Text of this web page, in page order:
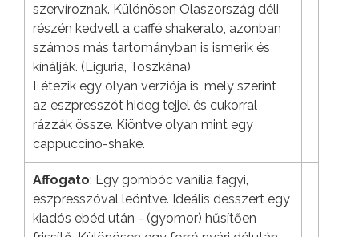
szervíroznak. Különösen Olaszország déli
részén kedvelt a caffé shakerato, azonban
számos más tartományban is ismerik és
kínálják. (Liguria, Toszkána)
Létezik egy olyan verziója is, mely szerint
az eszpresszót hideg tejjel és cukorral
rázzák össze. Kiöntve olyan mint egy
cappuccino-shake.
Affogato: Egy gombóc vanília fagyi,
eszpresszóval leöntve. Ideális desszert egy
kiadós ebéd után - (gyomor) hűsítően